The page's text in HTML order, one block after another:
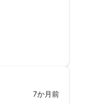
7か月前